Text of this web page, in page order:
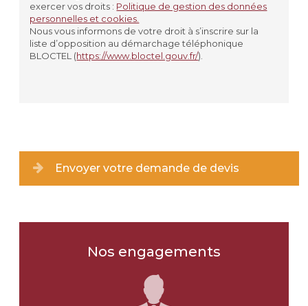
JARDINIÈRE
AUTRE
MARBRE
PIERRE
exercer vos droits : Politique de gestion des données
personnelles et cookies.
Nous vous informons de votre droit à s’inscrire sur la
liste d’opposition au démarchage téléphonique
BLOCTEL (https://www.bloctel.gouv.fr/).
Envoyer votre demande de devis
Nos engagements